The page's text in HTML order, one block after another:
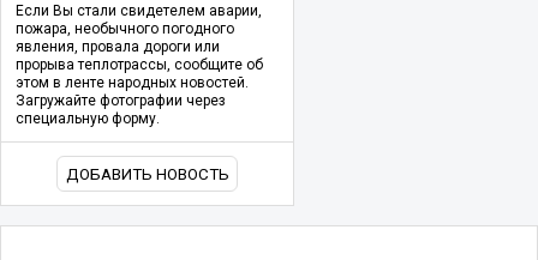
Если Вы стали свидетелем аварии,
пожара, необычного погодного
явления, провала дороги или
прорыва теплотрассы, сообщите об
этом в ленте народных новостей.
Загружайте фотографии через
специальную форму.
ДОБАВИТЬ НОВОСТЬ